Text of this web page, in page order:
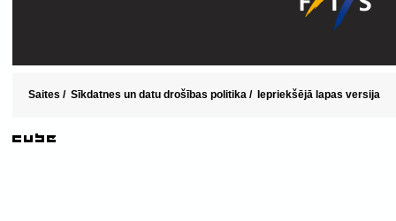
Saites / Sīkdatnes un datu drošības politika / Iepriekšējā lapas versija